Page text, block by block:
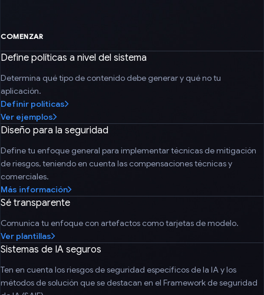
COMENZAR
Define políticas a nivel del sistema
Determina qué tipo de contenido debe generar y qué no tu
aplicación.
Definir políticas
Ver ejemplos
Diseño para la seguridad
Define tu enfoque general para implementar técnicas de mitigación
de riesgos, teniendo en cuenta las compensaciones técnicas y
comerciales.
Más información
Sé transparente
Comunica tu enfoque con artefactos como tarjetas de modelo.
Ver plantillas
Sistemas de IA seguros
Ten en cuenta los riesgos de seguridad específicos de la IA y los
métodos de solución que se destacan en el Framework de seguridad